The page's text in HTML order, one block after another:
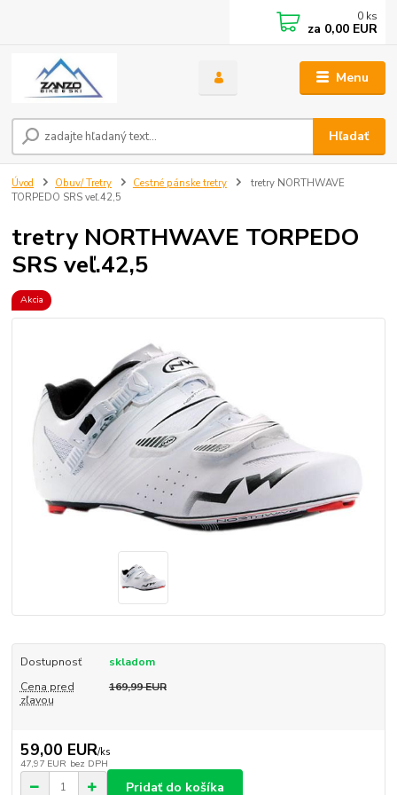
Menu
Hľadať
0 ks
za 0,00 EUR
Úvod Obuv/ Tretry Cestné pánske tretry
tretry NORTHWAVE
TORPEDO SRS veľ.42,5
tretry NORTHWAVE TORPEDO
SRS veľ.42,5
Akcia
Dostupnosť
skladom
Cena pred
zľavou
169,99 EUR
59,00 EUR/ks
47,97 EUR bez DPH
Pridať do košíka